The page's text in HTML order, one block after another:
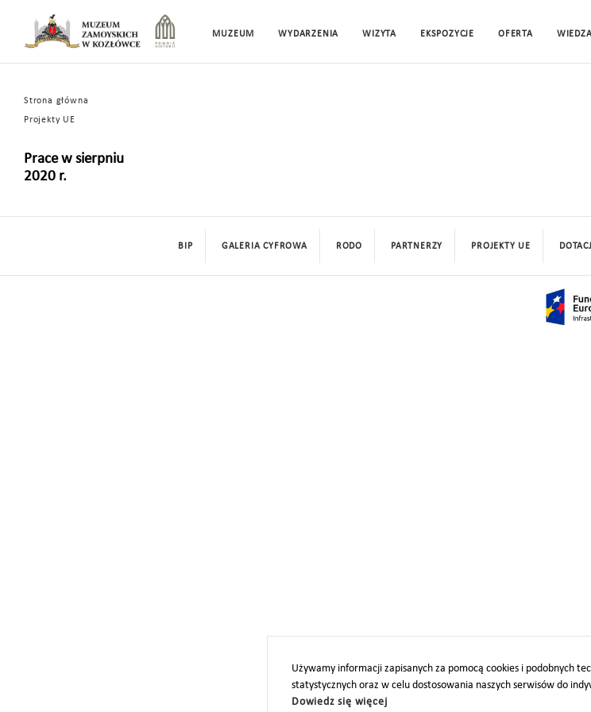
MUZEUM WYDARZENIA WIZYTA EKSPOZYCJE OFERTA
Strona główna
Projekty UE
Prace w sierpniu
2020 r.
Używamy informacji zapisanych za pomocą cookies i podobnych
statystycznych oraz w celu dostosowania naszych serwisów do
Dowiedz się więcej
BIP GALERIA CYFROWA RODO PARTNERZY PROJEKTY UE